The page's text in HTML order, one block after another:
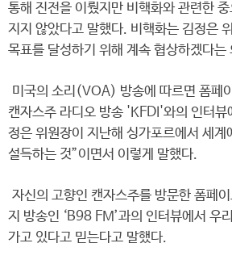
통해 진전을 이뤘지만 비핵화와 관련한
지지 않았다고 말했다. 비핵화는 김정은
목표를 달성하기 위해 계속 협상하겠다는
미국의 소리(VOA) 방송에 따르면 폼페
캔자스주 라디오 방송 'KFDI'와의 인터뷰
정은 위원장이 지난해 싱가포르에서 세계
설득하는 것”이면서 이렇게 말했다.
자신의 고향인 캔자스주를 방문한 폼페
지 방송인 ‘B98 FM’과의 인터뷰에서 우
가고 있다고 믿는다고 말했다.